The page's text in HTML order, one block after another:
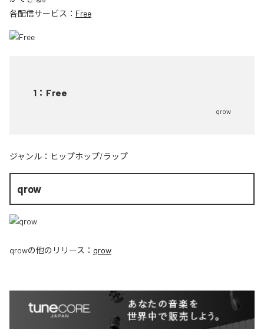
各配信サービス： Free
1 ： Free
qrow
ジャンル： ヒップホップ/ラップ
qrow
qrowの他のリリース： qrow